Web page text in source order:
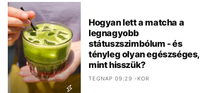
Hogyan lett a matcha a
legnagyobb
státuszszimbólum - és
tényleg olyan egészséges,
mint hisszük?
TEGNAP 09:29 -KOR